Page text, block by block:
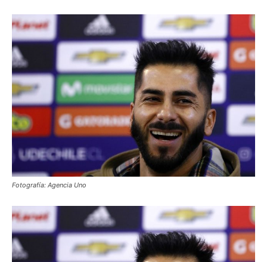
Fotografía: Agencia Uno